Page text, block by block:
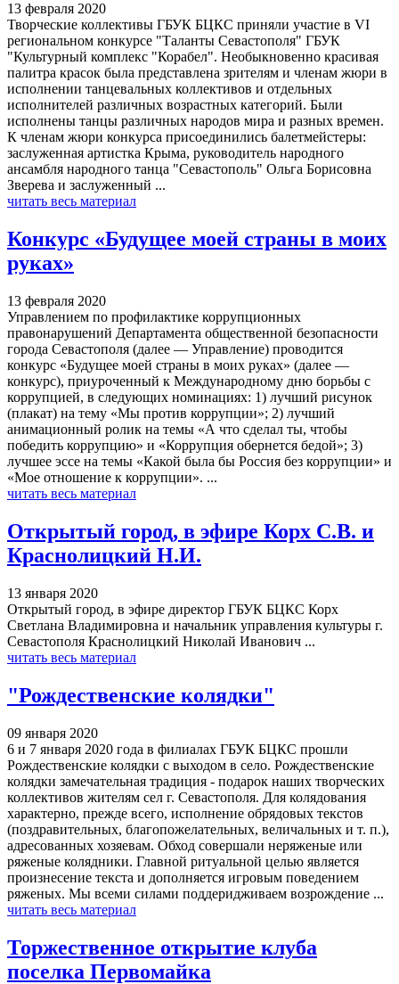
13 февраля 2020
Творческие коллективы ГБУК БЦКС приняли участие в VI
региональном конкурсе "Таланты Севастополя" ГБУК
"Культурный комплекс "Корабел". Необыкновенно красивая
палитра красок была представлена зрителям и членам жюри в
исполнении танцевальных коллективов и отдельных
исполнителей различных возрастных категорий. Были
исполнены танцы различных народов мира и разных времен.
К членам жюри конкурса присоединились балетмейстеры:
заслуженная артистка Крыма, руководитель народного
ансамбля народного танца "Севастополь" Ольга Борисовна
Зверева и заслуженный ...
читать весь материал
Конкурс «Будущее моей страны в моих
руках»
13 февраля 2020
Управлением по профилактике коррупционных
правонарушений Департамента общественной безопасности
города Севастополя (далее — Управление) проводится
конкурс «Будущее моей страны в моих руках» (далее —
конкурс), приуроченный к Международному дню борьбы с
коррупцией, в следующих номинациях: 1) лучший рисунок
(плакат) на тему «Мы против коррупции»; 2) лучший
анимационный ролик на темы «А что сделал ты, чтобы
победить коррупцию» и «Коррупция обернется бедой»; 3)
лучшее эссе на темы «Какой была бы Россия без коррупции» и
«Мое отношение к коррупции». ...
читать весь материал
Открытый город, в эфире Корх С.В. и
Краснолицкий Н.И.
13 января 2020
Открытый город, в эфире директор ГБУК БЦКС Корх
Светлана Владимировна и начальник управления культуры г.
Севастополя Краснолицкий Николай Иванович ...
читать весь материал
"Рождественские колядки"
09 января 2020
6 и 7 января 2020 года в филиалах ГБУК БЦКС прошли
Рождественские колядки с выходом в село. Рождественские
колядки замечательная традиция - подарок наших творческих
коллективов жителям сел г. Севастополя. Для колядования
характерно, прежде всего, исполнение обрядовых текстов
(поздравительных, благопожелательных, величальных и т. п.),
адресованных хозяевам. Обход совершали неряженые или
ряженые колядники. Главной ритуальной целью является
произнесение текста и дополняется игровым поведением
ряженых. Мы всеми силами поддеридживаем возрождение ...
читать весь материал
Торжественное открытие клуба
поселка Первомайка